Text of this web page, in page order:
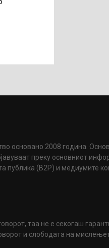
основано 2008 година.
преку основниот
(B2P) и медиумите
таа не е секогаш
и слободата на